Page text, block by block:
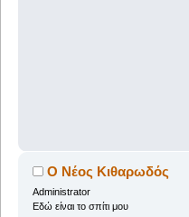
Ο Νέος Κιθαρωδός
Administrator
Εδώ είναι το σπίτι μου